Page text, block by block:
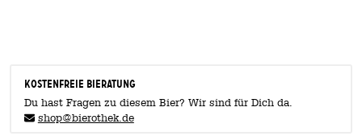
KOSTENFREIE BIERATUNG
Du hast Fragen zu diesem Bier? Wir sind für Dich da.
shop@bierothek.de